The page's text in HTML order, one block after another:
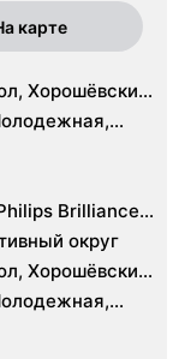
карте
Хорошёвский,
Северное
Щукино,
Мнёвники,
TWICE
округ
Хорошёвский,
Северное
Щукино,
Мнёвники,